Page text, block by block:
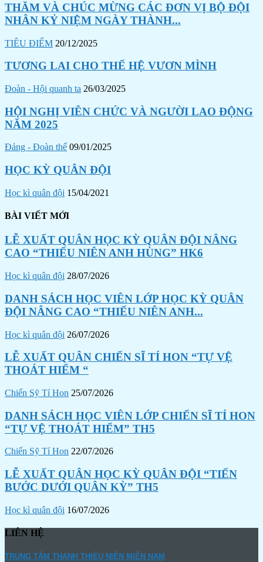
THĂM VÀ CHÚC MỪNG CÁC ĐƠN VỊ BỘ ĐỘI
NHÂN KỶ NIỆM NGÀY THÀNH...
TIÊU ĐIỂM 20/12/2025
TƯƠNG LAI CHO THẾ HỆ VƯƠN MÌNH
Đoàn - Hội quanh ta 26/03/2025
HỘI NGHỊ VIÊN CHỨC VÀ NGƯỜI LAO ĐỘNG
NĂM 2025
Đảng - Đoàn thể 09/01/2025
HỌC KỲ QUÂN ĐỘI
Học kì quân đội 15/04/2021
BÀI VIẾT MỚI
LỄ XUẤT QUÂN HỌC KỲ QUÂN ĐỘI NÂNG
CAO “THIẾU NIÊN ANH HÙNG” HK6
Học kì quân đội 28/07/2026
DANH SÁCH HỌC VIÊN LỚP HỌC KỲ QUÂN
ĐỘI NÂNG CAO “THIẾU NIÊN ANH...
Học kì quân đội 26/07/2026
LỄ XUẤT QUÂN CHIẾN SĨ TÍ HON “TỰ VỆ
THOÁT HIỂM “
Chiến Sỹ Tí Hon 25/07/2026
DANH SÁCH HỌC VIÊN LỚP CHIẾN SĨ TÍ HON
“TỰ VỆ THOÁT HIỂM” TH5
Chiến Sỹ Tí Hon 22/07/2026
LỄ XUẤT QUÂN HỌC KỲ QUÂN ĐỘI “TIẾN
BƯỚC DƯỚI QUÂN KỲ” TH5
Học kì quân đội 16/07/2026
LIÊN HỆ
TRUNG TÂM THANH THIẾU NIÊN MIỀN NAM